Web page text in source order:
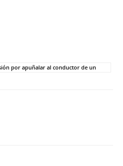
por apuñalar al conductor de un